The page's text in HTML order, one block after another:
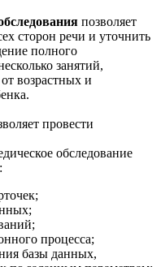
позволяет
сторон речи и уточнить
полного
занятий,
возрастных и
провести
обследование
процесса;
базы данных,